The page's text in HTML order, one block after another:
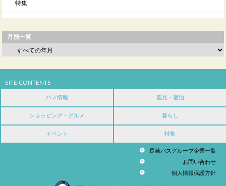
特集
月別一覧
SITE CONTENTS
バス情報 観光・宿泊
ショッピング・グルメ 暮らし
イベント 特集
長崎バスグループ企業一覧
お問い合わせ
個人情報保護方針